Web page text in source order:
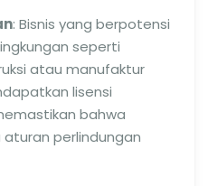
: Bisnis yang berpotensi
seperti
atau manufaktur
lisensi
bahwa
perlindungan